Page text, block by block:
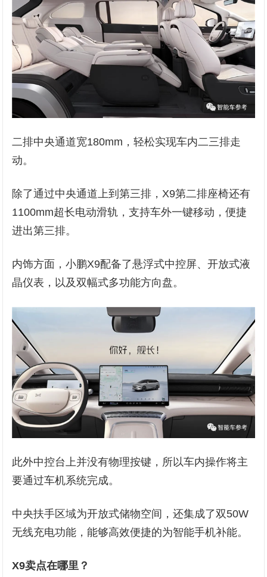
二排中央通道宽180mm，轻松实现车内二三排走
动。
除了通过中央通道上到第三排，X9第二排座椅还有
1100mm超长电动滑轨，支持车外一键移动，便捷
进出第三排。
内饰方面，小鹏X9配备了悬浮式中控屏、开放式液
晶仪表，以及双幅式多功能方向盘。
此外中控台上并没有物理按键，所以车内操作将主
要通过车机系统完成。
中央扶手区域为开放式储物空间，还集成了双50W
无线充电功能，能够高效便捷的为智能手机补能。
X9卖点在哪里？